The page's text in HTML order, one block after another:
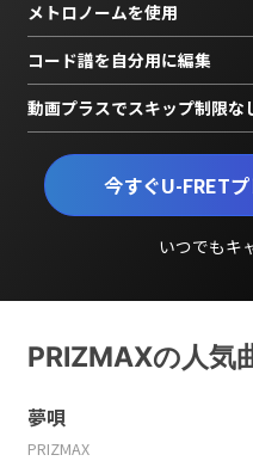
今すぐU-FRET
いつでもキ
メトロノームを使用
コード譜を自分用に編集
動画プラスでスキップ制限な
PRIZMAXの人気
夢唄
PRIZMAX